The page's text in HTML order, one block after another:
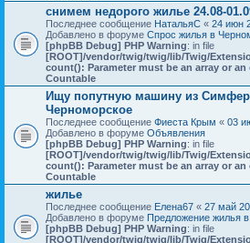
снимем недорого жилье 24.08-
Последнее сообщение НатальяС « 24 июн
Добавлено в форуме Спрос жилья в
[phpBB Debug] PHP Warning: in file
[ROOT]/vendor/twig/twig/lib/Twig/
count(): Parameter must be an array or
Countable
Ищу попутную машину из
Черноморское
Последнее сообщение Фиеста Крым « 03
Добавлено в форуме Объявления
[phpBB Debug] PHP Warning: in file
[ROOT]/vendor/twig/twig/lib/Twig/
count(): Parameter must be an array or
Countable
жилье
Последнее сообщение Елена67 « 27 май
Добавлено в форуме Предложение жилья
[phpBB Debug] PHP Warning: in file
[ROOT]/vendor/twig/twig/lib/Twig/